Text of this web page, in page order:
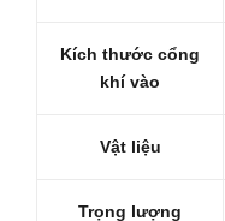
Kích thước cổng
khí vào
Vật liệu
Trọng lượng